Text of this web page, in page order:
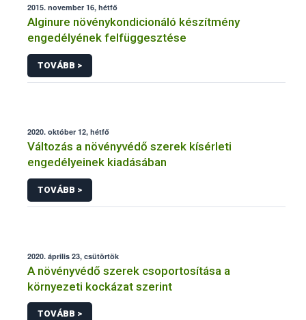
2015. november 16, hétfő
Alginure növénykondicionáló készítmény
engedélyének felfüggesztése
TOVÁBB >
2020. október 12, hétfő
Változás a növényvédő szerek kísérleti
engedélyeinek kiadásában
TOVÁBB >
2020. április 23, csütörtök
A növényvédő szerek csoportosítása a
környezeti kockázat szerint
TOVÁBB >